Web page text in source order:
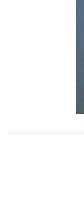
ويتركب
الحمرة وهو